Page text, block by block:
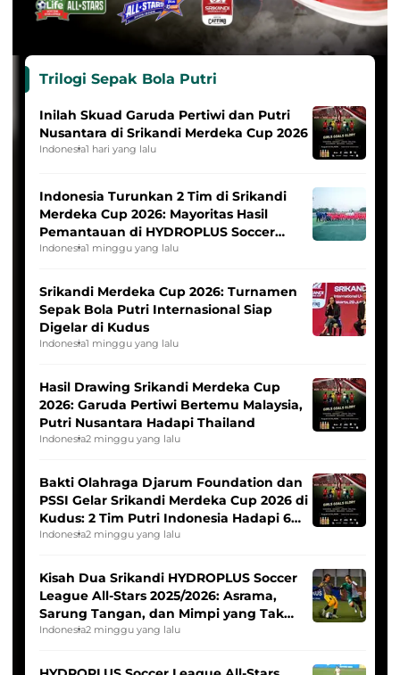
Trilogi Sepak Bola Putri
Inilah Skuad Garuda Pertiwi dan Putri
Nusantara di Srikandi Merdeka Cup 2026
Indonesia1 hari yang lalu
Indonesia Turunkan 2 Tim di Srikandi
Merdeka Cup 2026: Mayoritas Hasil
Pemantauan di HYDROPLUS Soccer
League
Indonesia1 minggu yang lalu
Srikandi Merdeka Cup 2026: Turnamen
Sepak Bola Putri Internasional Siap
Digelar di Kudus
Indonesia1 minggu yang lalu
Hasil Drawing Srikandi Merdeka Cup
2026: Garuda Pertiwi Bertemu Malaysia,
Putri Nusantara Hadapi Thailand
Indonesia2 minggu yang lalu
Bakti Olahraga Djarum Foundation dan
PSSI Gelar Srikandi Merdeka Cup 2026 di
Kudus: 2 Tim Putri Indonesia Hadapi 6
Tim Asia
Indonesia2 minggu yang lalu
Kisah Dua Srikandi HYDROPLUS Soccer
League All-Stars 2025/2026: Asrama,
Sarung Tangan, dan Mimpi yang Tak
Pernah Padam
Indonesia2 minggu yang lalu